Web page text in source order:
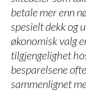
betale mer enn
spesielt dekk og
økonomisk valg
tilgjengelighet
besparelsene
sammenlignet